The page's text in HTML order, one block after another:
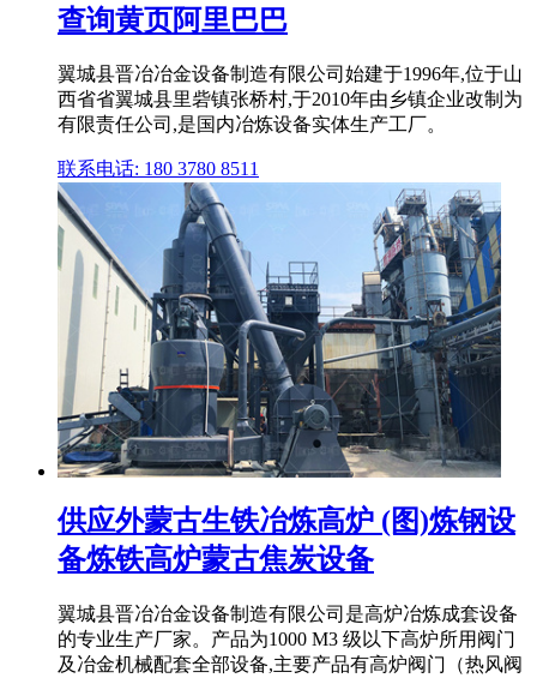
查询黄页阿里巴巴
翼城县晋冶冶金设备制造有限公司始建于1996年,位于山
西省省翼城县里砦镇张桥村,于2010年由乡镇企业改制为
有限责任公司,是国内冶炼设备实体生产工厂。
联系电话: 180 3780 8511
供应外蒙古生铁冶炼高炉 (图)炼钢设
备炼铁高炉蒙古焦炭设备
翼城县晋冶冶金设备制造有限公司是高炉冶炼成套设备
的专业生产厂家。产品为1000 M3 级以下高炉所用阀门
及冶金机械配套全部设备,主要产品有高炉阀门（热风阀